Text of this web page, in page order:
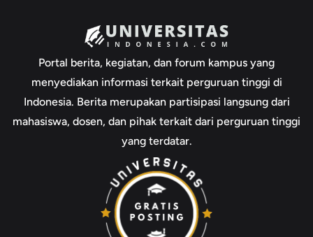
Portal berita, kegiatan, dan forum kampus yang
menyediakan informasi terkait perguruan tinggi di
Indonesia. Berita merupakan partisipasi langsung dari
mahasiswa, dosen, dan pihak terkait dari perguruan tinggi
yang terdatar.